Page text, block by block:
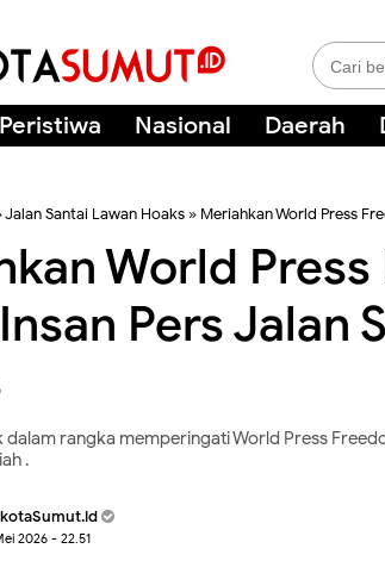
Peristiwa Nasional Daerah
Jalan Santai Lawan Hoaks » Meriahkan World Press
World
Pers Jalan
dalam rangka memperingati World Press
.
2026 - 22.51